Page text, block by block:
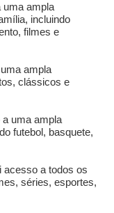
uma ampla
incluindo
filmes e
ampla
clássicos e
uma ampla
futebol, basquete,
acesso a todos os
séries, esportes,